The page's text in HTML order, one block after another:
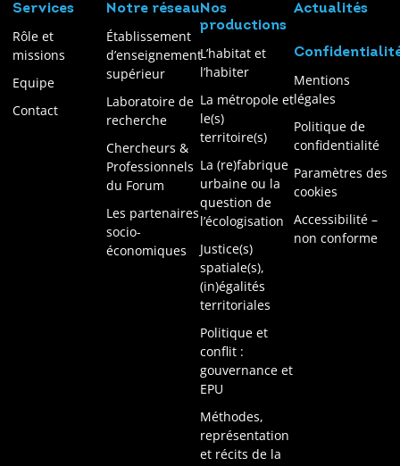
Services
Rôle et
missions
Equipe
Contact
Notre réseau
Établissement
d’enseignement
supérieur
Laboratoire de
recherche
Chercheurs &
Professionnels
du Forum
Les partenaires
socio-
économiques
Nos
productions
L’habitat et
l’habiter
La métropole et
le(s)
territoire(s)
La (re)fabrique
urbaine ou la
question de
l’écologisation
Justice(s)
spatiale(s),
(in)égalités
territoriales
Politique et
conflit :
gouvernance et
EPU
Méthodes,
représentation
et récits de la
Actualités
Mentions
légales
Politique de
confidentialité
Paramètres des
cookies
Accessibilité –
non conforme